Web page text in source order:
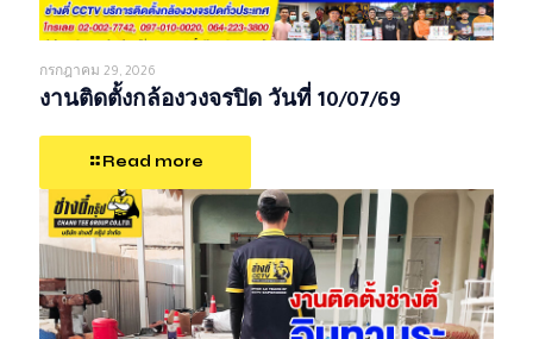
กรกฎาคม 29, 2026
งานติดตั้งกล้องวงจรปิด วันที่ 10/07/69
Read more